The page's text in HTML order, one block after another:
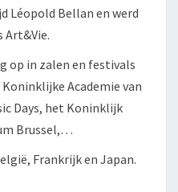
Léopold Bellan en werd
Art&Vie.
op in zalen en festivals
Academie van
Days, het Koninklijk
Brussel,…
Frankrijk en Japan.